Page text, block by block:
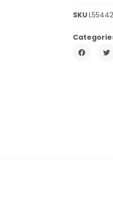
SKU